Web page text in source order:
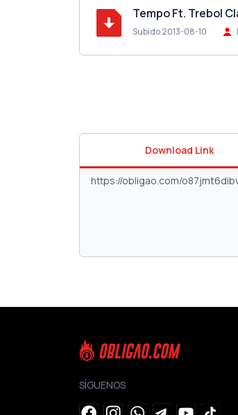
Tempo Ft. Trebol
Subido 2013-08-10
Download Link
SÍGUENOS